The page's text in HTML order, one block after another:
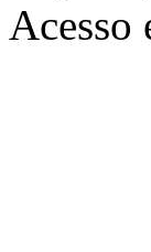
Acesso